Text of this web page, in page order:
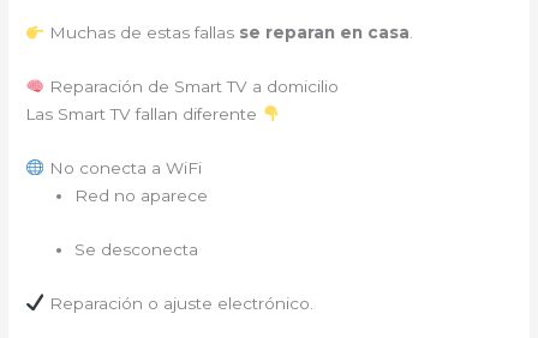
Muchas de estas fallas se reparan en casa.
Reparación de Smart TV a domicilio
Las Smart TV fallan diferente
No conecta a WiFi
Red no aparece
Se desconecta
Reparación o ajuste electrónico.